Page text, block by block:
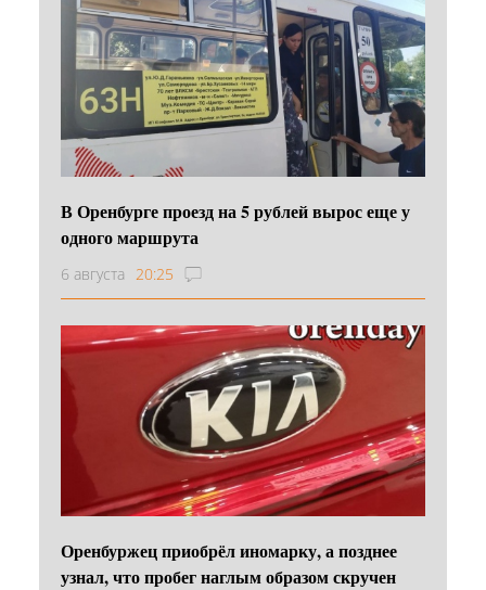
В Оренбурге проезд на 5 рублей вырос еще у
одного маршрута
6 августа 20:25
Оренбуржец приобрёл иномарку, а позднее
узнал, что пробег наглым образом скручен